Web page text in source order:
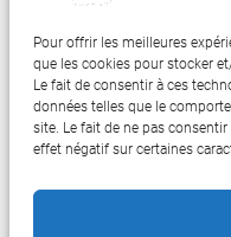
Pour offrir les meilleures
que les cookies pour stocker
Le fait de consentir à ces
données telles que le
site. Le fait de ne pas
effet négatif sur certaines
Écrans & Moniteurs
Serveurs & Stockage
Impression &
Ordinateurs &
Périphériques &
Réseau & IoT